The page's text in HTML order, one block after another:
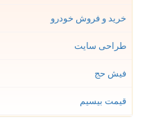
خرید و فروش خودرو
طراحی سایت
فیش حج
قیمت بیسیم